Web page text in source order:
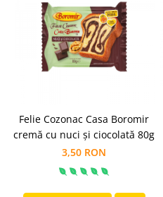
Horeca
Faina Profesionala
Fursecuri vrac
Congelate brutarie
Cozonac Wine Collection
Vinuri Casa Isarescu
Accesorii Boromir
Felie Cozonac Casa Boromir
cremă cu nuci și ciocolată 80g
3,50 RON